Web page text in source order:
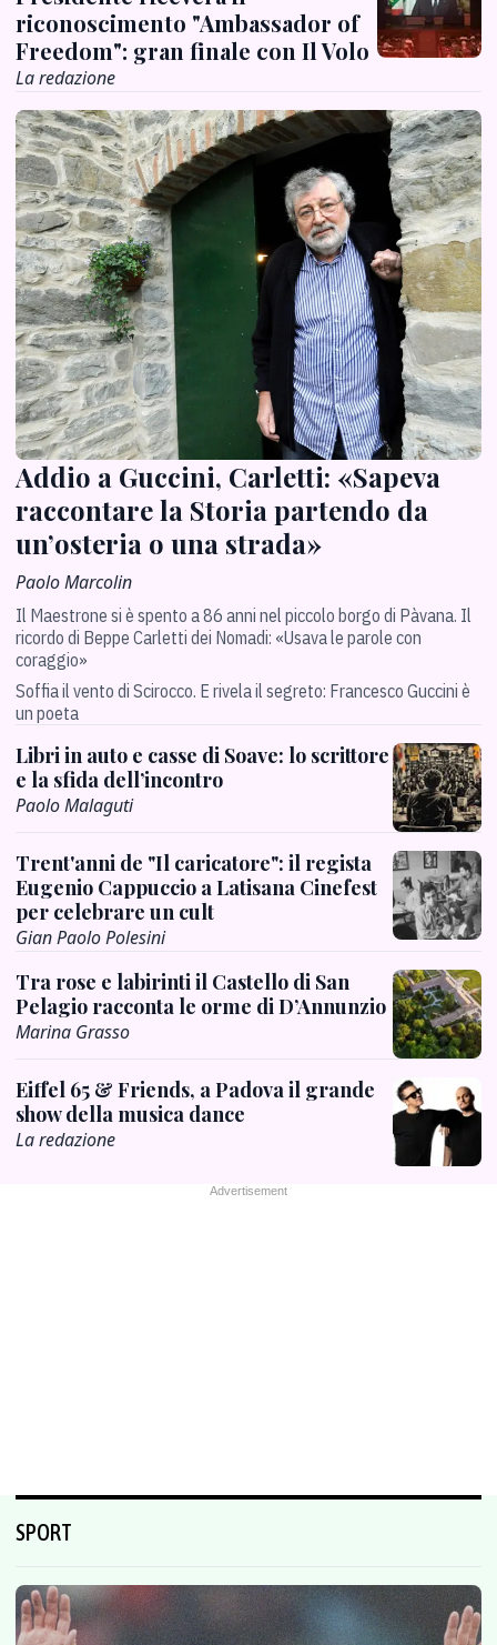
riconoscimento "Ambassador of
Freedom": gran finale con Il Volo
La redazione
Addio a Guccini, Carletti: «Sapeva
raccontare la Storia partendo da
un’osteria o una strada»
Paolo Marcolin
Il Maestrone si è spento a 86 anni nel piccolo borgo di Pàvana. Il
ricordo di Beppe Carletti dei Nomadi: «Usava le parole con
coraggio»
Soffia il vento di Scirocco. E rivela il segreto: Francesco Guccini è
un poeta
Libri in auto e casse di Soave: lo scrittore
e la sfida dell’incontro
Paolo Malaguti
Trent'anni de "Il caricatore": il regista
Eugenio Cappuccio a Latisana Cinefest
per celebrare un cult
Gian Paolo Polesini
Tra rose e labirinti il Castello di San
Pelagio racconta le orme di D’Annunzio
Marina Grasso
Eiffel 65 & Friends, a Padova il grande
show della musica dance
La redazione
SPORT